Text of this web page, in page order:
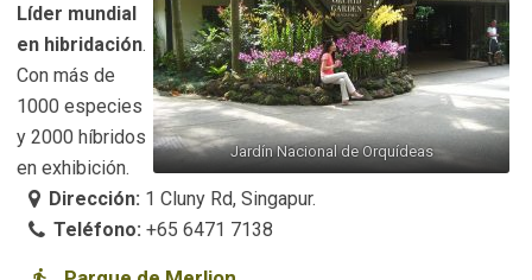
Jardín Nacional de Orquídeas
Líder mundial
en hibridación.
Con más de
1000 especies
y 2000 híbridos
en exhibición.
Dirección: 1 Cluny Rd, Singapur.
Teléfono: +65 6471 7138